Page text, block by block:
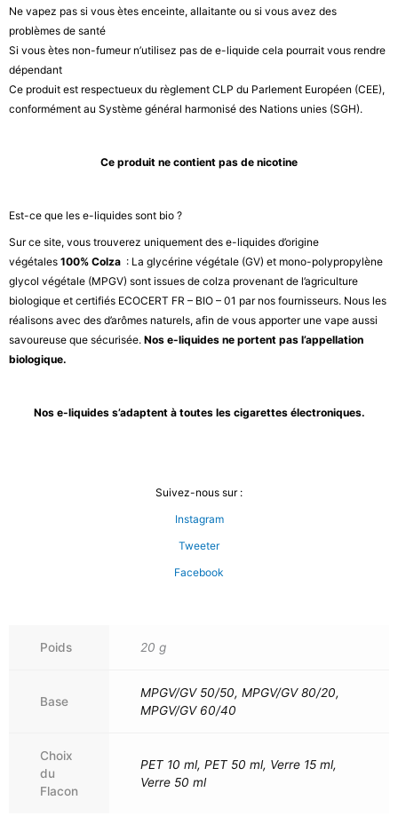
Ne vapez pas si vous ètes enceinte, allaitante ou si vous avez des
problèmes de santé
Si vous ètes non-fumeur n’utilisez pas de e-liquide cela pourrait vous rendre
dépendant
Ce produit est respectueux du règlement CLP du Parlement Européen (CEE),
conformément au Système général harmonisé des Nations unies (SGH).
Ce produit ne contient pas de nicotine
Est-ce que les e-liquides sont bio ?
Sur ce site, vous trouverez uniquement des e-liquides d’origine
végétales 100% Colza : La glycérine végétale (GV) et mono-polypropylène
glycol végétale (MPGV) sont issues de colza provenant de l’agriculture
biologique et certifiés ECOCERT FR – BIO – 01 par nos fournisseurs. Nous les
réalisons avec des d’arômes naturels, afin de vous apporter une vape aussi
savoureuse que sécurisée. Nos e-liquides ne portent pas l’appellation
biologique.
Nos e-liquides s’adaptent à toutes les cigarettes électroniques.
Suivez-nous sur :
Instagram
Tweeter
Facebook
Poids 20 g
Base
MPGV/GV 50/50, MPGV/GV 80/20,
MPGV/GV 60/40
Choix
du
Flacon
PET 10 ml, PET 50 ml, Verre 15 ml,
Verre 50 ml